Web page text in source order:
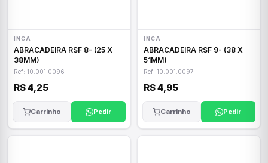
INCA
ABRACADEIRA RSF 8- (25 X
38MM)
Ref: 10.001.0096
R$ 4,25
Carrinho Pedir
INCA
ABRACADEIRA RSF 9- (38 X
51MM)
Ref: 10.001.0097
R$ 4,95
Carrinho Pedir